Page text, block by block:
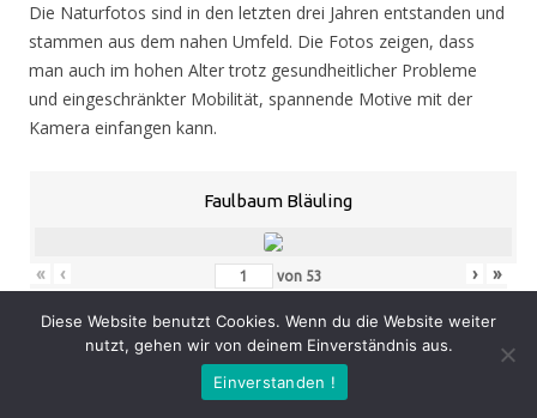
Die Naturfotos sind in den letzten drei Jahren entstanden und
stammen aus dem nahen Umfeld. Die Fotos zeigen, dass
man auch im hohen Alter trotz gesundheitlicher Probleme
und eingeschränkter Mobilität, spannende Motive mit der
Kamera einfangen kann.
Faulbaum Bläuling
« ‹ von 53 › »
: Donnerstag 05.11.20, 19.00 Uhr
: 05.11. – 07.02.21, geöffnet Mo. – Do. 8.30 – 16.00 Uhr,
Diese Website benutzt Cookies. Wenn du die Website weiter
nutzt, gehen wir von deinem Einverständnis aus.
Einverstanden !